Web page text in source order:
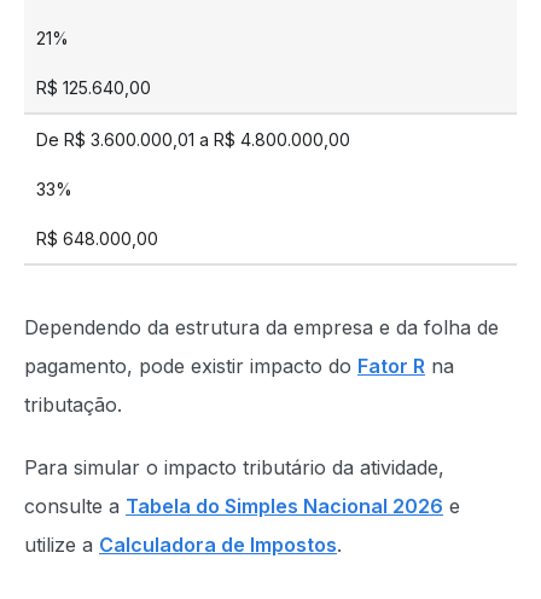
21%
R$ 125.640,00
De R$ 3.600.000,01 a R$ 4.800.000,00
33%
R$ 648.000,00
Dependendo da estrutura da empresa e da folha de
pagamento, pode existir impacto do Fator R na
tributação.
Para simular o impacto tributário da atividade,
consulte a Tabela do Simples Nacional 2026 e
utilize a Calculadora de Impostos.